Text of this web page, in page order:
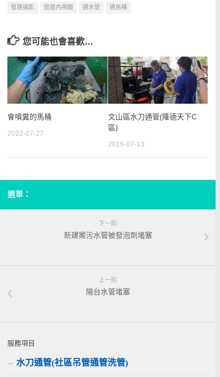
管路攝影 管道內視鏡 通水管 通馬桶
您可能也會喜歡…
會噴糞的馬桶
2022-07-27
文山區水刀通管(隆德天下C
區)
2019-07-13
選單：
下一則
新建案污水管被發泡劑堵塞
上一則
陽台水管堵塞
服務項目
水刀通管(社區吊管通管洗管)